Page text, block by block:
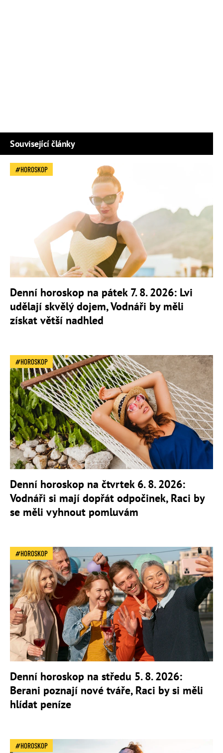
Související články
HOROSKOP
Denní horoskop na pátek 7. 8. 2026: Lvi
udělají skvělý dojem, Vodnáři by měli
získat větší nadhled
HOROSKOP
Denní horoskop na čtvrtek 6. 8. 2026:
Vodnáři si mají dopřát odpočinek, Raci by
se měli vyhnout pomluvám
HOROSKOP
Denní horoskop na středu 5. 8. 2026:
Berani poznají nové tváře, Raci by si měli
hlídat peníze
HOROSKOP